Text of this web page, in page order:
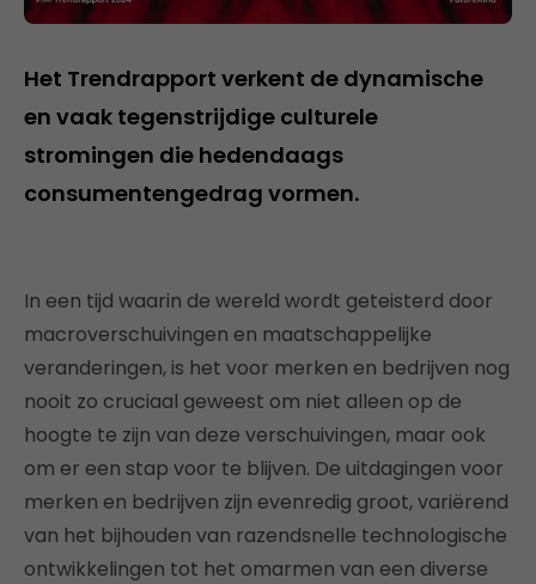
Het Trendrapport verkent de dynamische
en vaak tegenstrijdige culturele
stromingen die hedendaags
consumentengedrag vormen.
In een tijd waarin de wereld wordt geteisterd door
macroverschuivingen en maatschappelijke
veranderingen, is het voor merken en bedrijven nog
nooit zo cruciaal geweest om niet alleen op de
hoogte te zijn van deze verschuivingen, maar ook
om er een stap voor te blijven. De uitdagingen voor
merken en bedrijven zijn evenredig groot, variërend
van het bijhouden van razendsnelle technologische
ontwikkelingen tot het omarmen van een diverse